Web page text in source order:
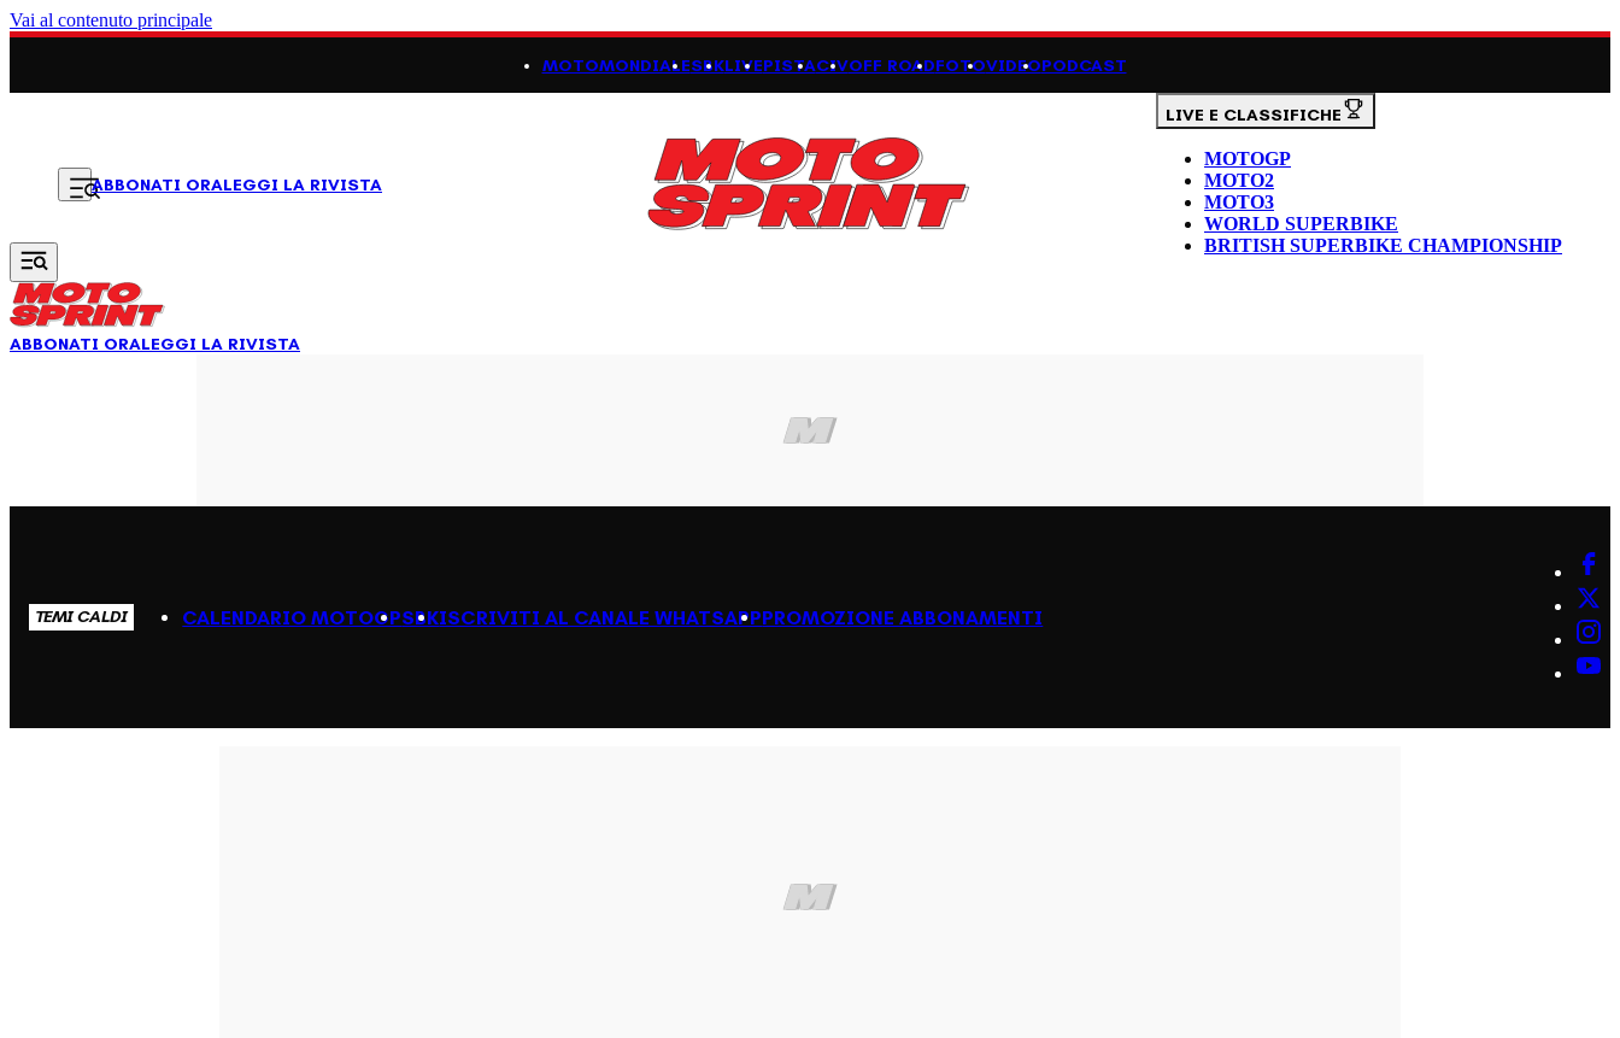
Vai al contenuto principale
MOTOMONDIALESBKLIVEPISTACIVOFF ROADFOTOVIDEOPODCAST
ABBONATI ORALEGGI LA RIVISTA
LIVE E CLASSIFICHE
MOTOGP
MOTO2
MOTO3
WORLD SUPERBIKE
BRITISH SUPERBIKE CHAMPIONSHIP
ABBONATI ORALEGGI LA RIVISTA
TEMI CALDI CALENDARIO MOTOGPSBKISCRIVITI AL CANALE WHATSAPPPROMOZIONE ABBONAMENTI